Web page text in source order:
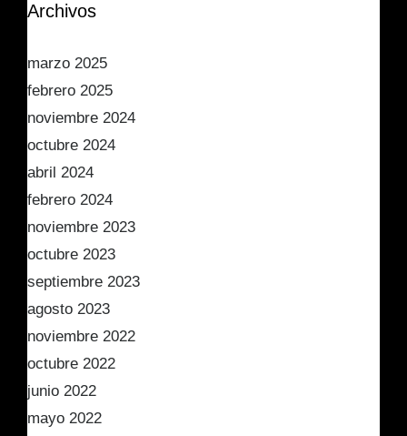
Archivos
marzo 2025
febrero 2025
noviembre 2024
octubre 2024
abril 2024
febrero 2024
noviembre 2023
octubre 2023
septiembre 2023
agosto 2023
noviembre 2022
octubre 2022
junio 2022
mayo 2022